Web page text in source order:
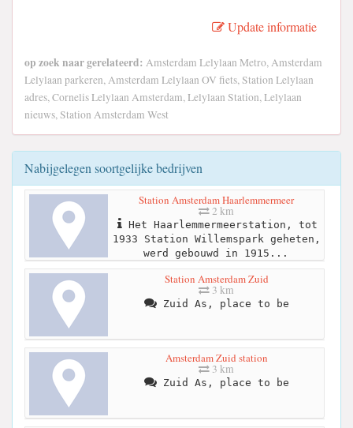
Update informatie
op zoek naar gerelateerd: Amsterdam Lelylaan Metro, Amsterdam
Lelylaan parkeren, Amsterdam Lelylaan OV fiets, Station Lelylaan
adres, Cornelis Lelylaan Amsterdam, Lelylaan Station, Lelylaan
nieuws, Station Amsterdam West
Nabijgelegen soortgelijke bedrijven
Station Amsterdam Haarlemmermeer
2 km
Het Haarlemmermeerstation, tot
1933 Station Willemspark geheten,
werd gebouwd in 1915...
Station Amsterdam Zuid
3 km
Zuid As, place to be
Amsterdam Zuid station
3 km
Zuid As, place to be